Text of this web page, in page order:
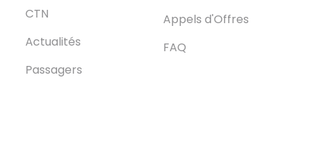
CTN
Actualités
Passagers
Appels d'Offres
FAQ